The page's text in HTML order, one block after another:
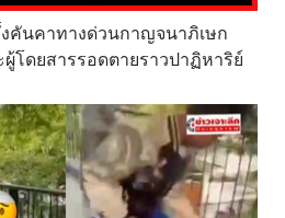
คันคาทางด่วนกาญจนาภิเษก
โดยสารรอดตายราวปาฏิหาริย์